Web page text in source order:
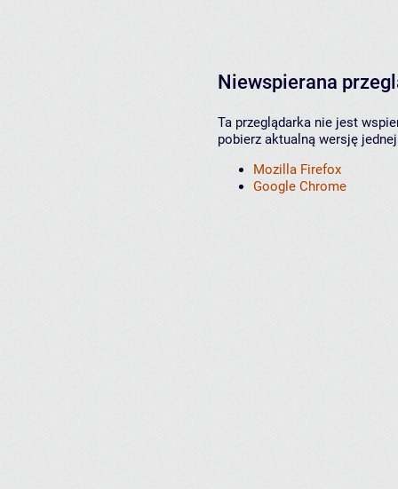
Niewspierana
Ta przeglądarka nie jest
pobierz aktualną wersję
Mozilla Firefox
Google Chrome